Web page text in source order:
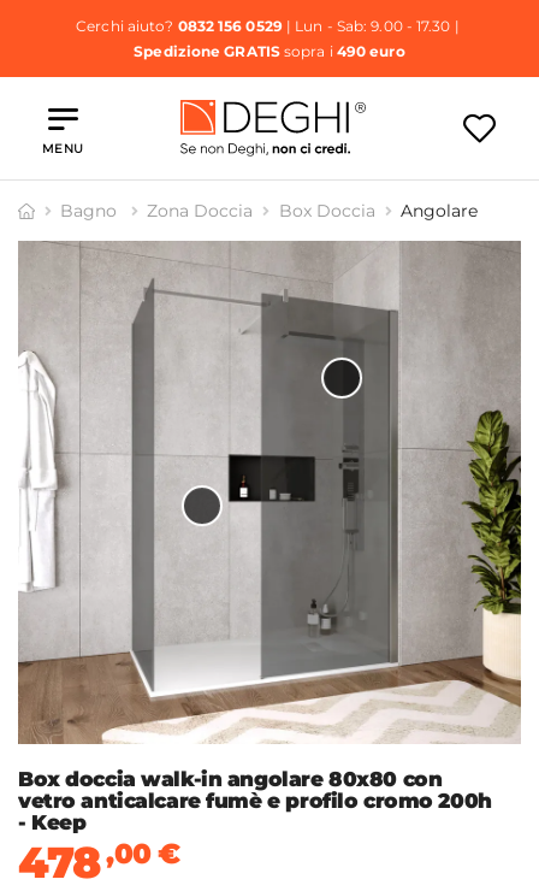
Cerchi aiuto? 0832 156 0529| Lun - Sab: 9.00 - 17.30 |
Spedizione GRATISsopra i 490 euro
MENU
Bagno Zona Doccia Box Doccia Angolare
Box doccia walk-in angolare 80x80 con
vetro anticalcare fumè e profilo cromo 200h
- Keep
478,00€